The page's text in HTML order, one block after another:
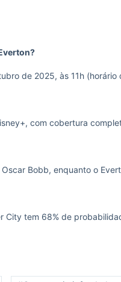
de 2025, às 11h (horário
com cobertura
Bobb, enquanto o
City tem 68% de